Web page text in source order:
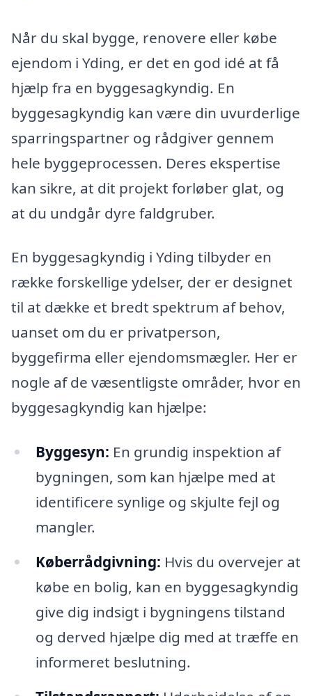
Når du skal bygge, renovere eller købe
ejendom i Yding, er det en god idé at få
hjælp fra en byggesagkyndig. En
byggesagkyndig kan være din uvurderlige
sparringspartner og rådgiver gennem
hele byggeprocessen. Deres ekspertise
kan sikre, at dit projekt forløber glat, og
at du undgår dyre faldgruber.
En byggesagkyndig i Yding tilbyder en
række forskellige ydelser, der er designet
til at dække et bredt spektrum af behov,
uanset om du er privatperson,
byggefirma eller ejendomsmægler. Her er
nogle af de væsentligste områder, hvor en
byggesagkyndig kan hjælpe:
Byggesyn: En grundig inspektion af
bygningen, som kan hjælpe med at
identificere synlige og skjulte fejl og
mangler.
Køberrådgivning: Hvis du overvejer at
købe en bolig, kan en byggesagkyndig
give dig indsigt i bygningens tilstand
og derved hjælpe dig med at træffe en
informeret beslutning.